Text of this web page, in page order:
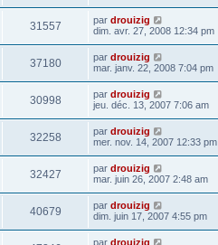
31557 par drouizig
dim. avr. 27, 2008 12:34 pm
37180 par drouizig
mar. janv. 22, 2008 7:04 pm
30998 par drouizig
jeu. déc. 13, 2007 7:06 am
32258 par drouizig
mer. nov. 14, 2007 12:33 pm
32427 par drouizig
mar. juin 26, 2007 2:48 am
40679 par drouizig
dim. juin 17, 2007 4:55 pm
par drouizig